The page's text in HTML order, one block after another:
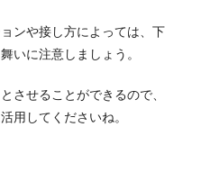
ンや接し方によっては、下
いに注意しましょう。
させることができるので、
用してくださいね。